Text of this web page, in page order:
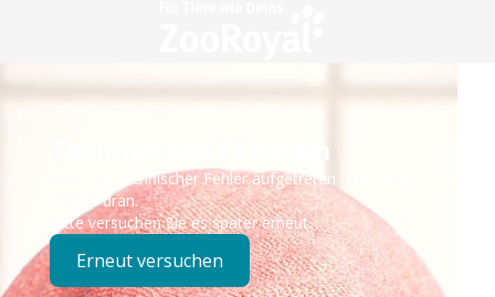
Technisches Problem
Es ist ein technischer Fehler aufgetreten – wir sind
bereits dran.
Bitte versuchen Sie es später erneut.
Erneut versuchen